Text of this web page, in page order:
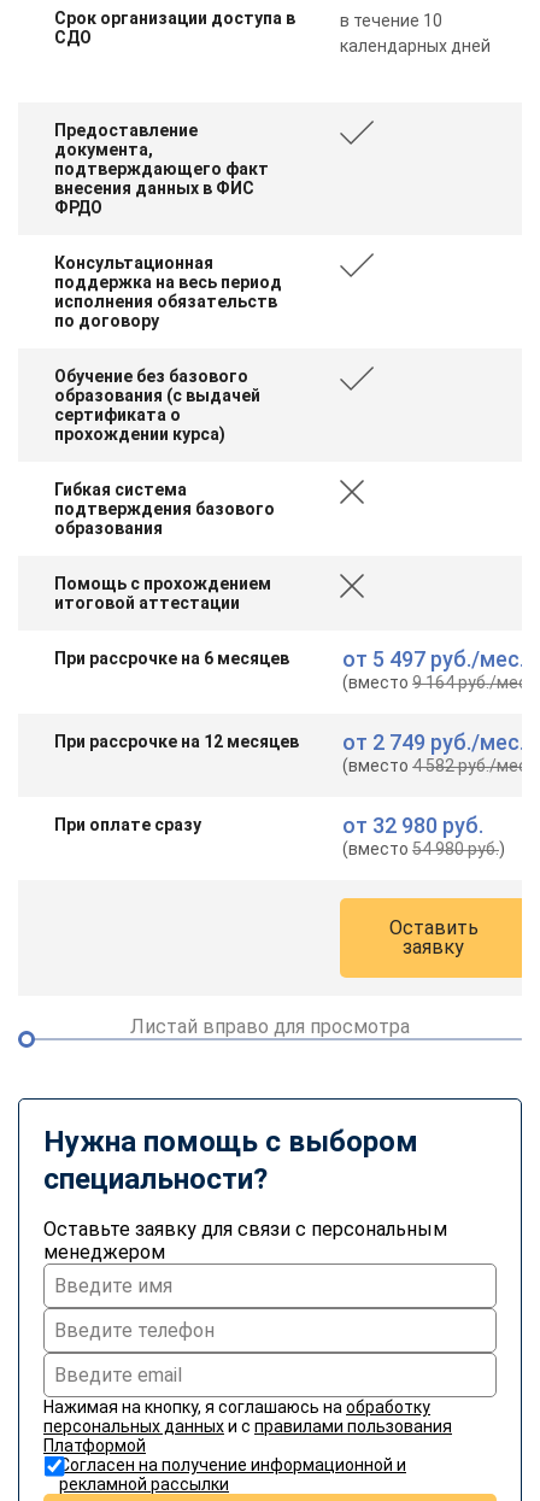
Срок организации доступа в
СДО
в течение 10
календарных дней
Предоставление
документа,
подтверждающего факт
внесения данных в ФИС
ФРДО
Консультационная
поддержка на весь период
исполнения обязательств
по договору
Обучение без базового
образования (с выдачей
сертификата о
прохождении курса)
Гибкая система
подтверждения базового
образования
Помощь с прохождением
итоговой аттестации
При рассрочке на 6 месяцев от 5 497 руб./мес.
(вместо9 164 руб./мес.
При рассрочке на 12 месяцев от 2 749 руб./мес.
(вместо4 582 руб./мес.
При оплате сразу от 32 980 руб.
(вместо54 980 руб.)
Оставить
заявку
Листай вправо для просмотра
Нужна помощь с выбором
специальности?
Оставьте заявку для связи с персональным
менеджером
Нажимая на кнопку, я соглашаюсь на обработку
персональных данныхи с правилами пользования
Платформой
Согласен на получение информационной и
рекламной рассылки